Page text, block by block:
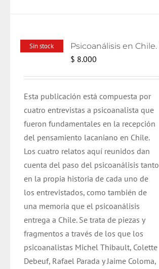
Sin stock
$ 8.000
Esta publicación está compuesta por
cuatro entrevistas a psicoanalista que
fueron fundamentales en la recepción
del pensamiento lacaniano en Chile.
Los cuatro relatos aquí reunidos dan
cuenta del paso del psicoanálisis tanto
en la propia historia de cada uno de
los entrevistados, como también de
una memoria que el psicoanálisis
entrega a Chile. Se trata de piezas y
fragmentos a través de los que los
psicoanalistas Michel Thibault, Colette
Debeuf, Rafael Parada y Jaime Coloma,